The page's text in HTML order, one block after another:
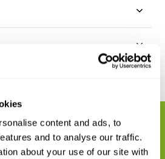
content and ads, to
and to analyse our traffic.
about your use of our site with
Ihre Bestellung